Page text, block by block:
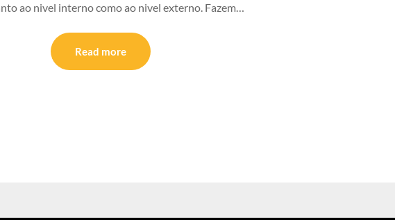
ao nivel interno como ao nivel externo. Fazem…
Read more